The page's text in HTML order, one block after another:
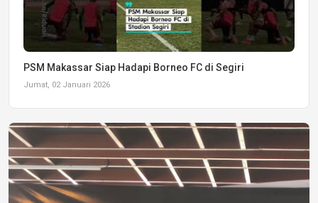
PSM Makassar Siap Hadapi Borneo FC di Segiri
Jumat, 02 Januari 2026